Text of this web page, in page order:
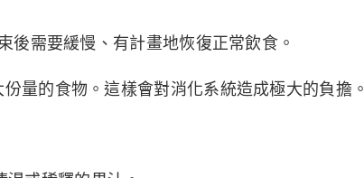
後需要緩慢、有計畫地恢復正常飲食。
量的食物。這樣會對消化系統造成極大的負擔。